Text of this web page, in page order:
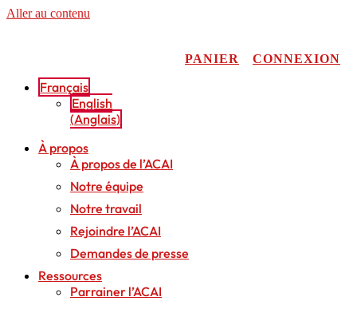
Aller au contenu
PANIER CONNEXION
Français
English
(Anglais)
À propos
À propos de l’ACAI
Notre équipe
Notre travail
Rejoindre l’ACAI
Demandes de presse
Ressources
Parrainer l’ACAI